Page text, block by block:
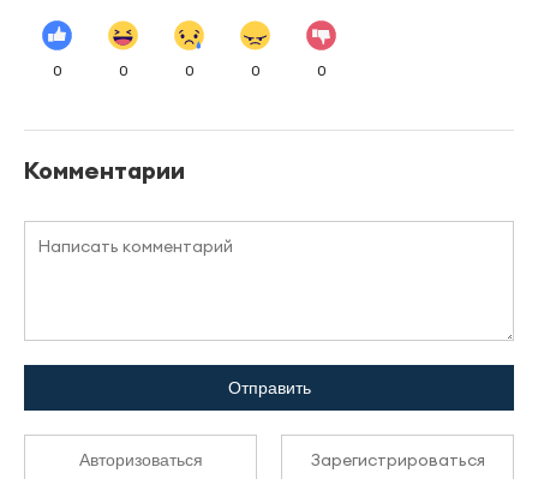
0 0 0 0 0
Комментарии
Отправить
Авторизоваться Зарегистрироваться